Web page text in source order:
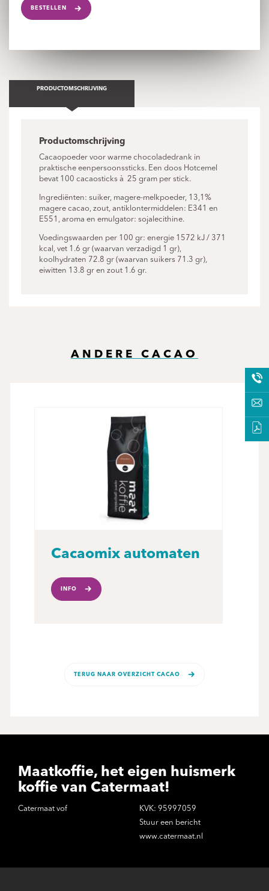
BESTELLEN
PRODUCTOMSCHRIJVING
Productomschrijving
Cacaopoeder voor warme chocoladedrank in
praktische eenpersoonssticks. Een doos Hotcemel
bevat 100 cacaosticks à 25 gram per stick.
Ingrediënten: suiker, magere-melkpoeder, 13,1%
magere cacao, zout, antiklontermiddelen: E341 en
E551, aroma en emulgator: sojalecithine.
Voedingswaarden per 100 gr: energie 1572 kJ / 371
kcal, vet 1.6 gr (waarvan verzadigd 1 gr),
koolhydraten 72.8 gr (waarvan suikers 71.3 gr),
eiwitten 13.8 gr en zout 1.6 gr.
ANDERE CACAO
Cacaomix automaten
INFO
TERUG NAAR OVERZICHT CACAO
Maatkoffie, het eigen huismerk
koffie van Catermaat!
Catermaat vof
KVK: 95997059
Stuur een bericht
www.catermaat.nl